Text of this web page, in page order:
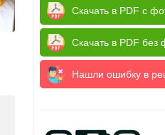
Скачать в PDF с
Скачать в PDF без
Нашли ошибку в